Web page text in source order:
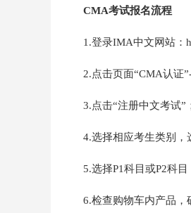
CMA考试报名流程
1.登录IMA中文网站：
2.点击页面“CMA认证
3.点击“注册中文考试”
4.选择相应考生类别，
5.选择P1科目或P2科目
6.检查购物车内产品，